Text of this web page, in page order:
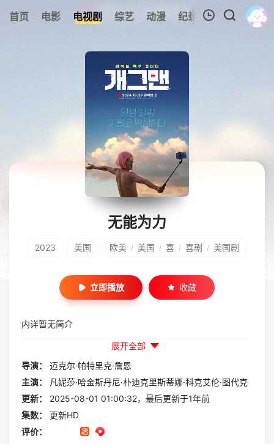
首页 电影 电视剧 综艺 动漫 纪录片 视频短片
暂无观看影片的记录
无能为力
2023 美国 欧美 / 美国 / 喜 / 喜剧 / 美国剧
立即播放 收藏
内详暂无简介
展开全部
导演：
迈克尔·帕特里克·詹恩
主演：
凡妮莎·哈金斯丹尼·朴迪克里斯蒂娜·科克艾伦·图代克
更新：
2025-08-01 01:00:32，最后更新于1年前
集数：
更新HD
评价：